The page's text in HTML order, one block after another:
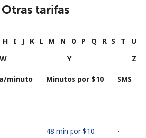
Otras tarifas
H I J K L M N O P Q R S T
U
W Y Z
minuto Minutos por ⁦$10⁩ SMS
48 min por ⁦$10⁩ -